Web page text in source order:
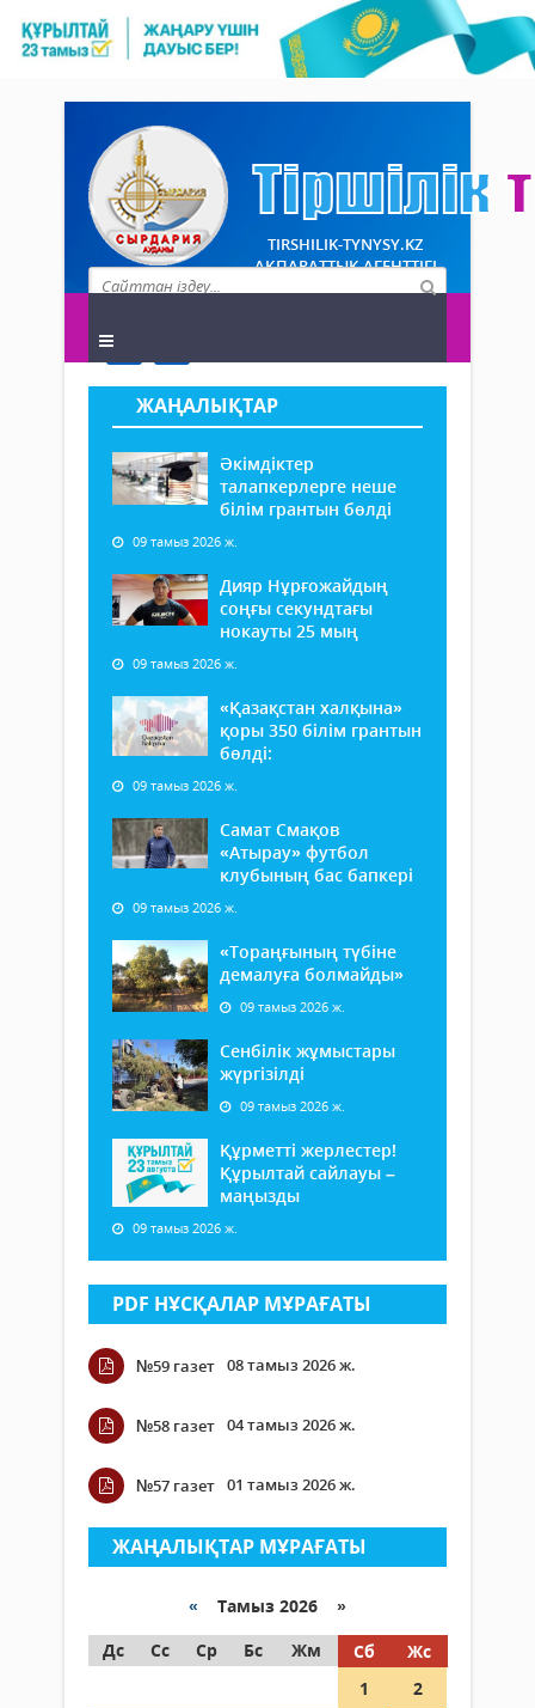
TIRSHILIK-TYNYSY.KZ
АҚПАРАТТЫҚ АГЕНТТІГІ
ЖАҢАЛЫҚТАР
Әкімдіктер
талапкерлерге неше
білім грантын бөлді
09 тамыз 2026 ж.
Дияр Нұрғожайдың
соңғы секундтағы
нокауты 25 мың
09 тамыз 2026 ж.
«Қазақстан халқына»
қоры 350 білім грантын
бөлді:
09 тамыз 2026 ж.
Самат Смақов
«Атырау» футбол
клубының бас бапкері
09 тамыз 2026 ж.
«Тораңғының түбіне
демалуға болмайды»
09 тамыз 2026 ж.
Сенбілік жұмыстары
жүргізілді
09 тамыз 2026 ж.
Құрметті жерлестер!
Құрылтай сайлауы –
маңызды
09 тамыз 2026 ж.
PDF НҰСҚАЛАР МҰРАҒАТЫ
№59 газет 08 тамыз 2026 ж.
№58 газет 04 тамыз 2026 ж.
№57 газет 01 тамыз 2026 ж.
ЖАҢАЛЫҚТАР МҰРАҒАТЫ
« Тамыз 2026 »
Дс
Сс Ср Бс Жм Сб
Жс
1
2